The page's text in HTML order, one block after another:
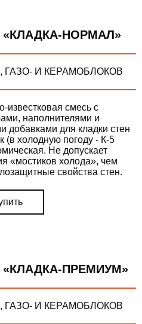
«КЛАДКА-НОРМАЛ»
ГАЗО- И КЕРАМОБЛОКОВ
известковая смесь с
наполнителями и
добавками для кладки стен
(в холодную погоду - К-5
Не допускает
«мостиков холода», чем
свойства стен.
«КЛАДКА-ПРЕМИУМ»
ГАЗО- И КЕРАМОБЛОКОВ